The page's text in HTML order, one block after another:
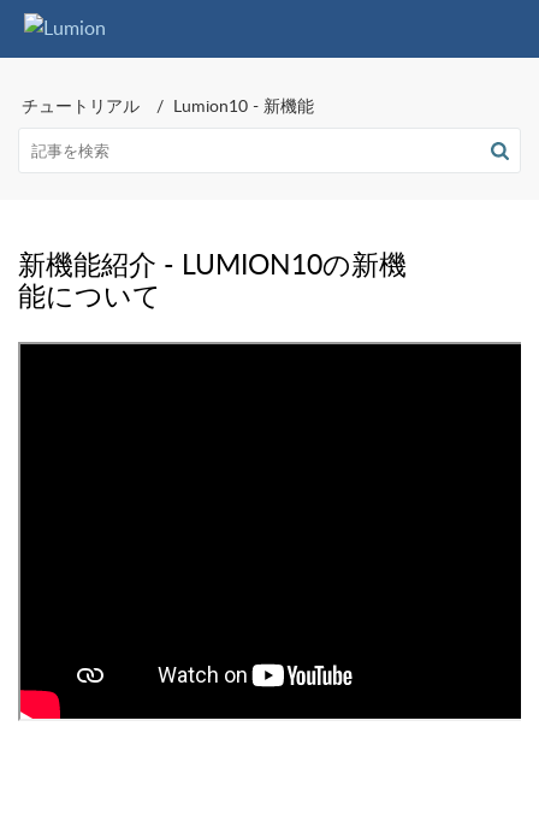
チュートリアル Lumion10 - 新機能
新機能紹介 - LUMION10の新機
能について